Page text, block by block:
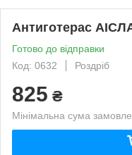
Антиготерас
Готово до відправки
Код: 0632
Роздріб
825 ₴
Мінімальна сума